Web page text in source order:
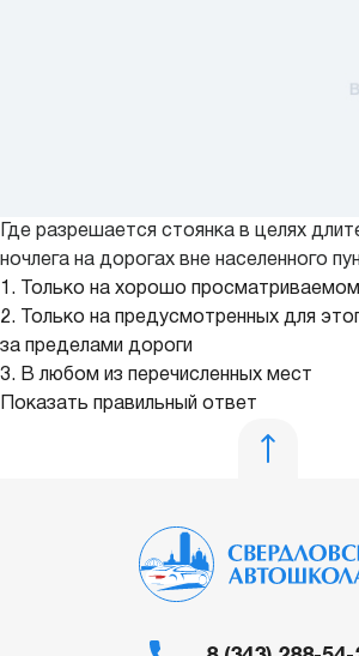
Где разрешается стоянка в целях
ночлега на дорогах вне населенного
1. Только на хорошо
2. Только на предусмотренных для
за пределами дороги
3. В любом из перечисленных мест
Показать правильный ответ